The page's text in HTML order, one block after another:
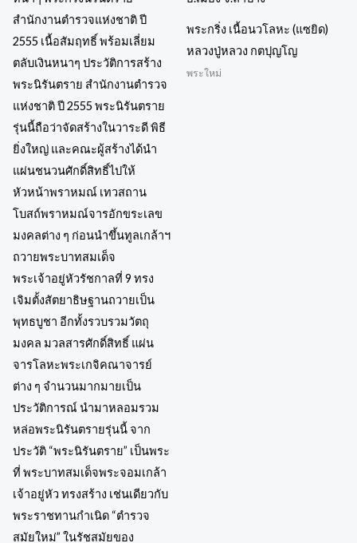
พระกริ่ง เนื้อนวโลหะ (แซยิด)
หลวงปู่หลวง กตปุญโญ
พระใหม่